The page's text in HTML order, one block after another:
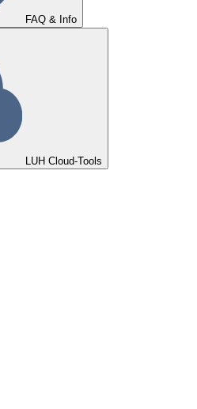
FAQ & Info
LUH Cloud-Tools